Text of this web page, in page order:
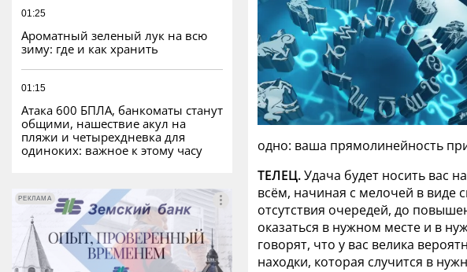
01:25
Ароматный зеленый лук на всю
зиму: где и как хранить
01:15
Атака 600 БПЛА, банкоматы станут
общими, нашествие акул на
пляжи и четырехдневка для
одиноких: важное к этому часу
РЕКЛАМА
РЕКЛАМА
одно: ваша прямолинейность
ТЕЛЕЦ.Удача будет носить вас
всём, начиная с мелочей в виде
отсутствия очередей, до
оказаться в нужном месте и в
говорят, что у вас велика
находки, которая случится в